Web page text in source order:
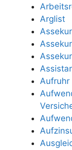
Arglist
Aufruhr